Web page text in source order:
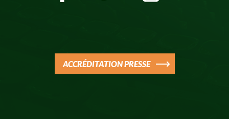
ACCRÉDITATION PRESSE